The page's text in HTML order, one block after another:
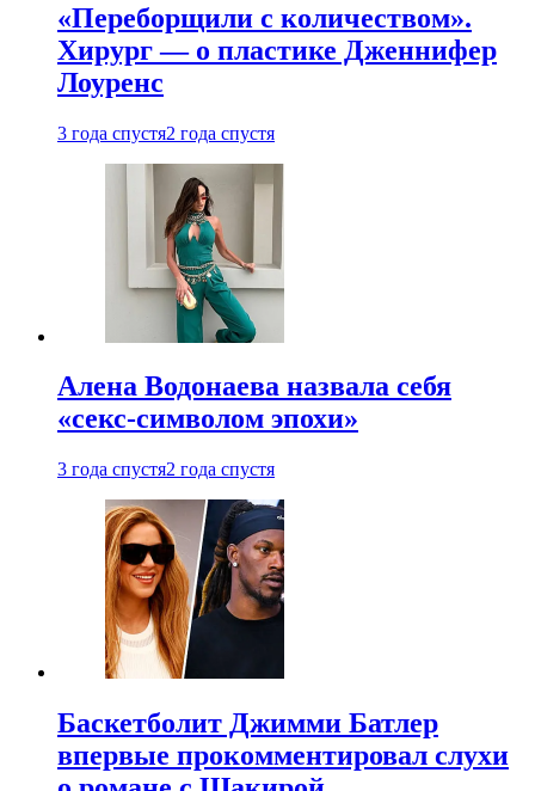
«Переборщили с количеством».
Хирург — о пластике Дженнифер
Лоуренс
3 года спустя2 года спустя
Алена Водонаева назвала себя
«секс-символом эпохи»
3 года спустя2 года спустя
Баскетболит Джимми Батлер
впервые прокомментировал слухи